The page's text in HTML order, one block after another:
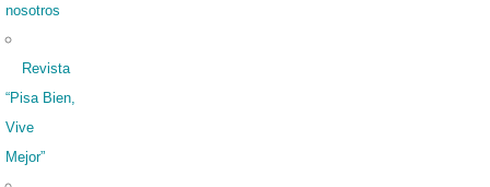
nosotros
Revista
“Pisa Bien,
Vive
Mejor”